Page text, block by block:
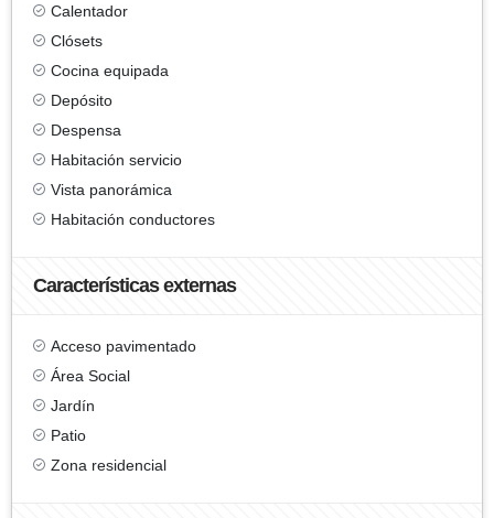
Calentador
Clósets
Cocina equipada
Depósito
Despensa
Habitación servicio
Vista panorámica
Habitación conductores
Características externas
Acceso pavimentado
Área Social
Jardín
Patio
Zona residencial